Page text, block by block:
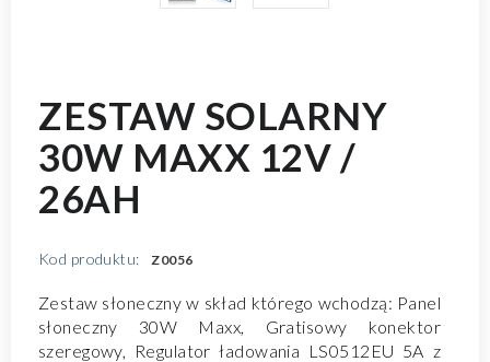
ZESTAW SOLARNY
30W MAXX 12V /
26AH
Kod produktu: Z0056
Zestaw słoneczny w skład którego wchodzą: Panel
słoneczny 30W Maxx, Gratisowy konektor
szeregowy, Regulator ładowania LS0512EU 5A z